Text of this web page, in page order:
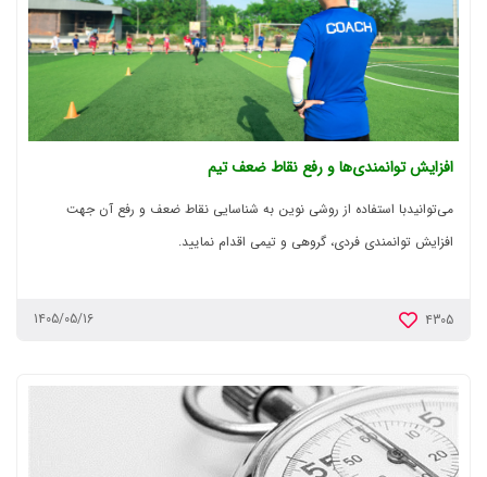
افزایش توانمندی‌ها و رفع نقاط ضعف تیم
می‌توانیدبا استفاده از روشی نوین به شناسایی نقاط ضعف و رفع آن جهت
افزایش توانمندی فردی، گروهی و تیمی اقدام نمایید.
4305
1405/05/16